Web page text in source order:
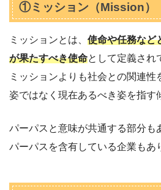
①ミッション（Mission）
ミッションとは、 使命や任務など
が果たすべき使命として定義され
ミッションよりも社会との関連性
姿ではなく現在あるべき姿を指す
パーパスと意味が共通する部分も
パーパスを含有している企業もあ